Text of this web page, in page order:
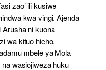
zao’ ili kusiwe
kwa vingi. Ajenda
Arusha ni kuona
wa kituo hicho,
mbele ya Mola
wasiojiweza huku